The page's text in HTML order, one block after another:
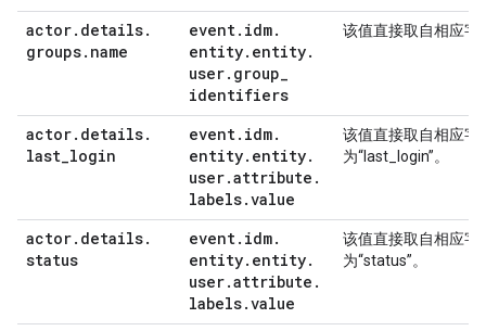
actor. details.
groups. name
event. idm.
entity. entity.
user. group_
identifiers
该值直接取自相应字
actor. details.
last_login
event. idm.
entity. entity.
user.attribute .
labels.value
该值直接取自相应字
为“last_login”。
actor. details.
status
event. idm.
entity. entity.
user.attribute .
labels.value
该值直接取自相应字
为“status”。